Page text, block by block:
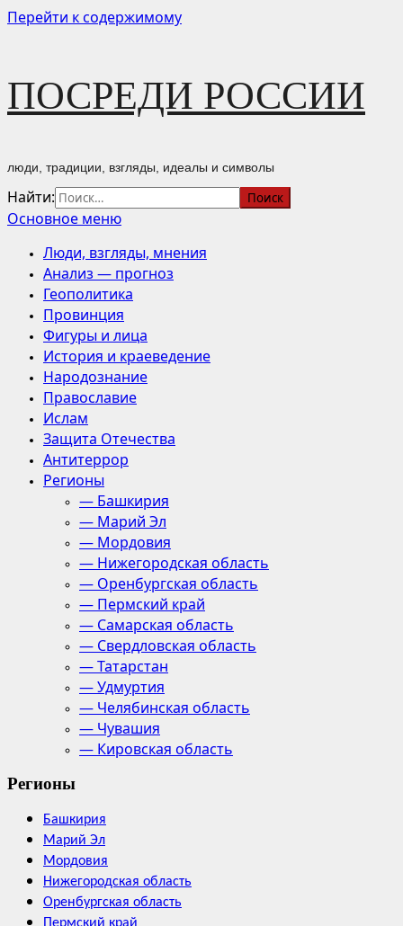
Перейти к содержимому
ПОСРЕДИ РОССИИ
люди, традиции, взгляды, идеалы и символы
Найти:
Основное меню
Люди, взгляды, мнения
Анализ — прогноз
Геополитика
Провинция
Фигуры и лица
История и краеведение
Народознание
Православие
Ислам
Защита Отечества
Антитеррор
Регионы
— Башкирия
— Марий Эл
— Мордовия
— Нижегородская область
— Оренбургская область
— Пермский край
— Самарская область
— Свердловская область
— Татарстан
— Удмуртия
— Челябинская область
— Чувашия
— Кировская область
Регионы
Башкирия
Марий Эл
Мордовия
Нижегородская область
Оренбургская область